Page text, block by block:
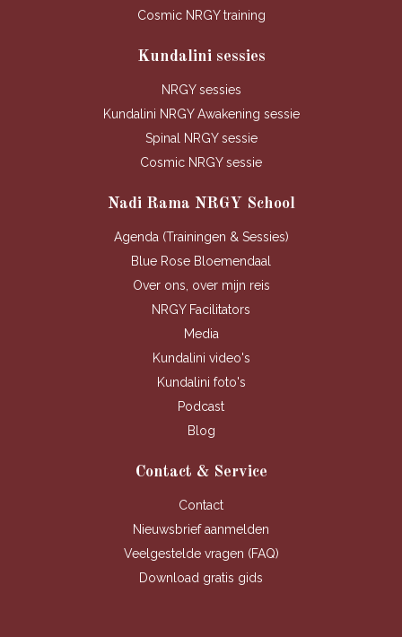
Cosmic NRGY training
Kundalini sessies
NRGY sessies
Kundalini NRGY Awakening sessie
Spinal NRGY sessie
Cosmic NRGY sessie
Nadi Rama NRGY School
Agenda (Trainingen & Sessies)
Blue Rose Bloemendaal
Over ons, over mijn reis
NRGY Facilitators
Media
Kundalini video's
Kundalini foto's
Podcast
Blog
Contact & Service
Contact
Nieuwsbrief aanmelden
Veelgestelde vragen (FAQ)
Download gratis gids